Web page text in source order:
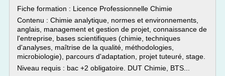
Fiche formation : Licence Professionnelle Chimie
Contenu : Chimie analytique, normes et environnements,
anglais, management et gestion de projet, connaissance de
l'entreprise, bases scientifiques (chimie, techniques
d'analyses, maîtrise de la qualité, méthodologies,
microbiologie), parcours d'adaptation, projet tuteuré, stage.
Niveau requis : bac +2 obligatoire. DUT Chimie, BTS...